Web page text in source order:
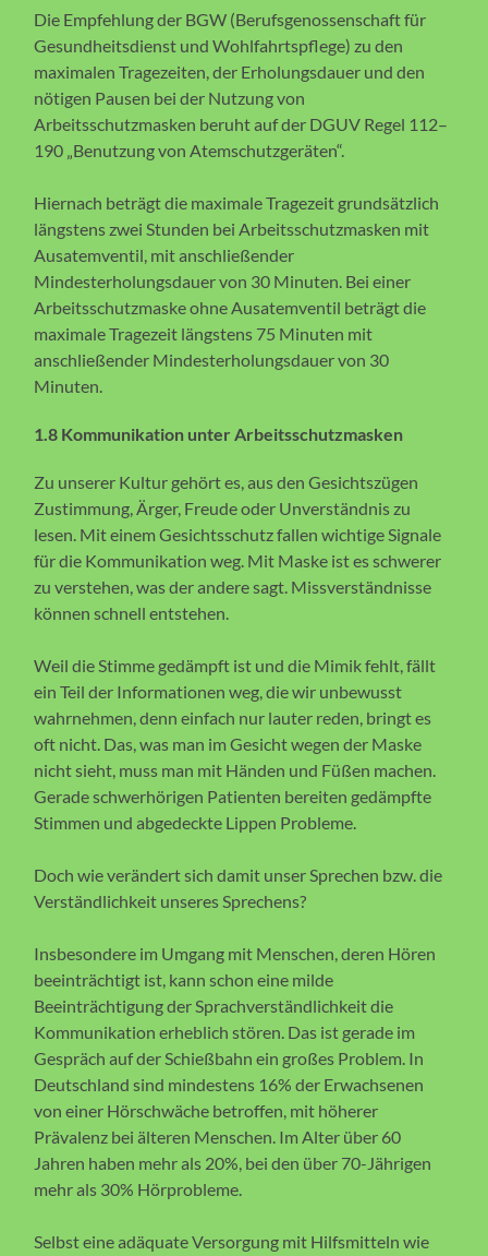
Die Empfehlung der BGW (Berufsgenossenschaft für
Gesundheitsdienst und Wohlfahrtspflege) zu den
maximalen Tragezeiten, der Erholungsdauer und den
nötigen Pausen bei der Nutzung von
Arbeitsschutzmasken beruht auf der DGUV Regel 112–
190 „Benutzung von Atemschutzgeräten“.
Hiernach beträgt die maximale Tragezeit grundsätzlich
längstens zwei Stunden bei Arbeitsschutzmasken mit
Ausatemventil, mit anschließender
Mindesterholungsdauer von 30 Minuten. Bei einer
Arbeitsschutzmaske ohne Ausatemventil beträgt die
maximale Tragezeit längstens 75 Minuten mit
anschließender Mindesterholungsdauer von 30
Minuten.
1.8 Kommunikation unter Arbeitsschutzmasken
Zu unserer Kultur gehört es, aus den Gesichtszügen
Zustimmung, Ärger, Freude oder Unverständnis zu
lesen. Mit einem Gesichtsschutz fallen wichtige Signale
für die Kommunikation weg. Mit Maske ist es schwerer
zu verstehen, was der andere sagt. Missverständnisse
können schnell entstehen.
Weil die Stimme gedämpft ist und die Mimik fehlt, fällt
ein Teil der Informationen weg, die wir unbewusst
wahrnehmen, denn einfach nur lauter reden, bringt es
oft nicht. Das, was man im Gesicht wegen der Maske
nicht sieht, muss man mit Händen und Füßen machen.
Gerade schwerhörigen Patienten bereiten gedämpfte
Stimmen und abgedeckte Lippen Probleme.
Doch wie verändert sich damit unser Sprechen bzw. die
Verständlichkeit unseres Sprechens?
Insbesondere im Umgang mit Menschen, deren Hören
beeinträchtigt ist, kann schon eine milde
Beeinträchtigung der Sprachverständlichkeit die
Kommunikation erheblich stören. Das ist gerade im
Gespräch auf der Schießbahn ein großes Problem. In
Deutschland sind mindestens 16% der Erwachsenen
von einer Hörschwäche betroffen, mit höherer
Prävalenz bei älteren Menschen. Im Alter über 60
Jahren haben mehr als 20%, bei den über 70-Jährigen
mehr als 30% Hörprobleme.
Selbst eine adäquate Versorgung mit Hilfsmitteln wie